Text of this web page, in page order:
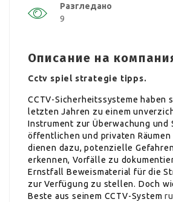
Разгледано
9
Описание на
Cctv spiel strategie tipps.
CCTV-Sicherheitssysteme haben
letzten Jahren zu einem
Instrument zur Überwachung und
öffentlichen und privaten
dienen dazu, potenzielle
erkennen, Vorfälle zu
Ernstfall Beweismaterial für die
zur Verfügung zu stellen. Doch
Beste aus seinem CCTV-System